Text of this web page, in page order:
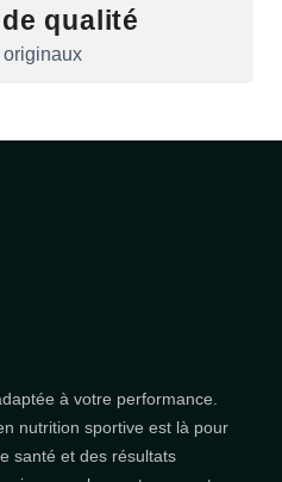
qualité
originaux
à votre performance.
nutrition sportive est là pour
santé et des résultats